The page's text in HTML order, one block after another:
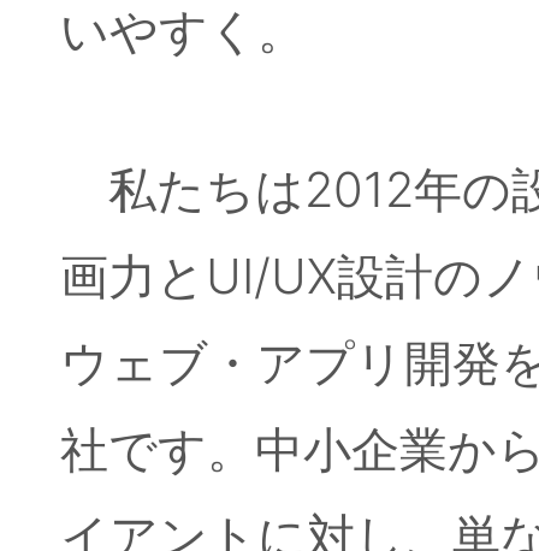
スマブラ
開催中
風邪に注意
地球の皆さん
おはようございます！
いやすく。
私たちは2012年の
画力とUI/UX設計の
ウェブ・アプリ開発
社です。中小企業か
イアントに対し、単